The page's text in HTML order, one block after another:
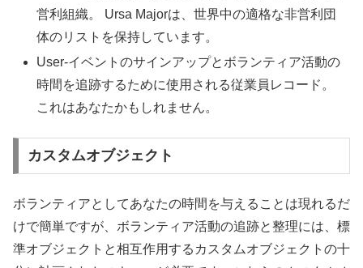
営利組織。 Ursa Majorは、世界中の適格な非営利団
体のリストを保持しています。
User-イベントのサインアップとボランティア活動の
時間を追跡するために使用される従業員レコード。
これはあなたかもしれません。
カスタムオブジェクト
ボランティアとしてあなたの時間を与えることは現れるだ
けで簡単ですが、ボランティア活動の追跡と整理には、標
準オブジェクトと相互作用するカスタムオブジェクトの十